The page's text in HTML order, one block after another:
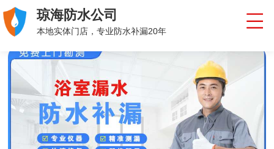
琼海防水公司
本地实体门店，专业防水补漏20年